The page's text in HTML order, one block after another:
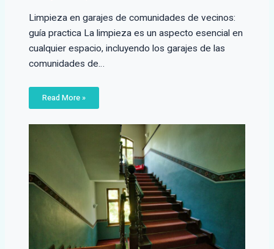
Limpieza en garajes de comunidades de vecinos:
guía practica La limpieza es un aspecto esencial en
cualquier espacio, incluyendo los garajes de las
comunidades de…
Read More »